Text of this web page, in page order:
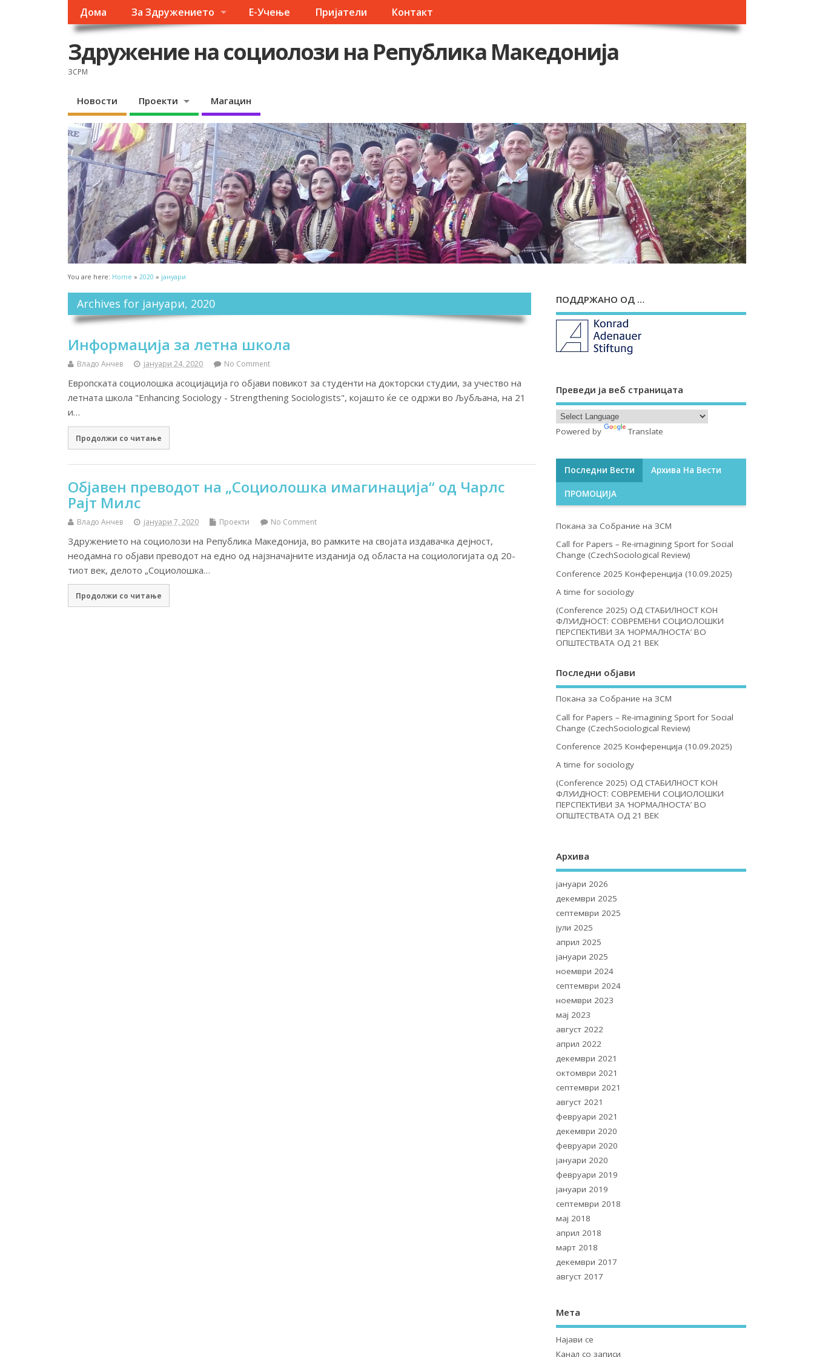
Дома За Здружението Е-Учење Пријатели Контакт
Здружение на социолози на Република Македонија
ЗСРМ
Новости Проекти Магацин
You are here: Home » 2020 » јануари
Archives for јануари, 2020
Информација за летна школа
Владо Анчев јануари 24, 2020 No Comment
Европската социолошка асоцијација го објави повикот за студенти на докторски студии, за учество на
летната школа "Enhancing Sociology - Strengthening Sociologists", којашто ќе се одржи во Љубљана, на 21
и…
Продолжи со читање
Објавен преводот на „Социолошка имагинација“ од Чарлс
Рајт Милс
Владо Анчев јануари 7, 2020 Проекти No Comment
Здружението на социолози на Република Македонија, во рамките на својата издавачка дејност,
неодамна го објави преводот на едно од најзначајните изданија од областа на социологијата од 20-
тиот век, делото „Социолошка…
Продолжи со читање
ПОДДРЖАНО ОД …
Преведи ја веб страницата
Powered by Translate
Последни Вести Архива На Вести
ПРОМОЦИЈА
Покана за Собрание на ЗСМ
Call for Papers – Re-imagining Sport for Social
Change (CzechSociological Review)
Conference 2025 Конференција (10.09.2025)
A time for sociology
(Conference 2025) ОД СТАБИЛНОСТ КОН
ФЛУИДНОСТ: СОВРЕМЕНИ СОЦИОЛОШКИ
ПЕРСПЕКТИВИ ЗА ‘НОРМАЛНОСТА’ ВО
ОПШТЕСТВАТА ОД 21 ВЕК
Последни објави
Покана за Собрание на ЗСМ
Call for Papers – Re-imagining Sport for Social
Change (CzechSociological Review)
Conference 2025 Конференција (10.09.2025)
A time for sociology
(Conference 2025) ОД СТАБИЛНОСТ КОН
ФЛУИДНОСТ: СОВРЕМЕНИ СОЦИОЛОШКИ
ПЕРСПЕКТИВИ ЗА ‘НОРМАЛНОСТА’ ВО
ОПШТЕСТВАТА ОД 21 ВЕК
Архива
јануари 2026
декември 2025
септември 2025
јули 2025
април 2025
јануари 2025
ноември 2024
септември 2024
ноември 2023
мај 2023
август 2022
април 2022
декември 2021
октомври 2021
септември 2021
август 2021
февруари 2021
декември 2020
февруари 2020
јануари 2020
февруари 2019
јануари 2019
септември 2018
мај 2018
април 2018
март 2018
декември 2017
август 2017
Мета
Најави се
Канал со записи